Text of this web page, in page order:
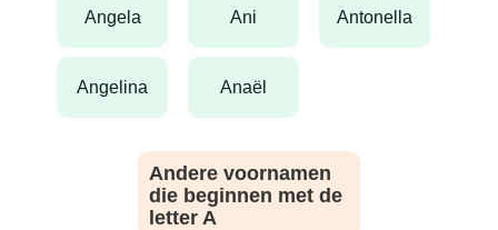
angela ani antonella
angelina anaël
Andere voornamen
die beginnen met de
letter A